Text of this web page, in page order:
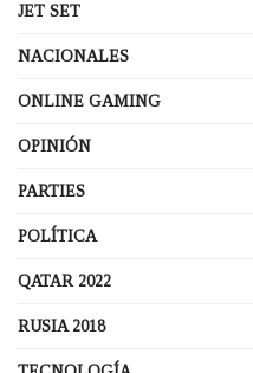
JET SET
NACIONALES
ONLINE GAMING
OPINIÓN
PARTIES
POLÍTICA
QATAR 2022
RUSIA 2018